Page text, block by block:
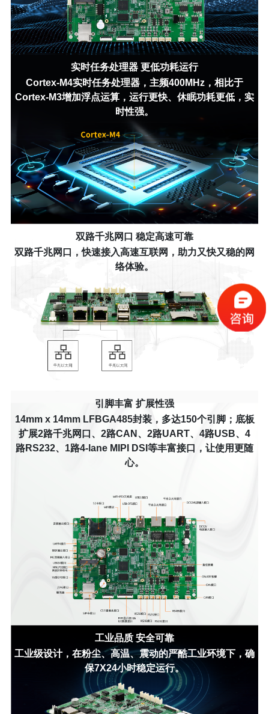
实时任务处理器 更低功耗运行
Cortex-M4实时任务处理器，主频400MHz，相比于
Cortex-M3增加浮点运算，运行更快、休眠功耗更低，实
时性强。
双路千兆网口 稳定高速可靠
双路千兆网口，快速接入高速互联网，助力又快又稳的网
络体验。
引脚丰富 扩展性强
14mm x 14mm LFBGA485封装，多达150个引脚；底板
扩展2路千兆网口、2路CAN、2路UART、4路USB、4
路RS232、1路4-lane MIPI DSI等丰富接口，让使用更随
心。
工业品质 安全可靠
工业级设计，在粉尘、高温、震动的严酷工业环境下，确
保7X24小时稳定运行。